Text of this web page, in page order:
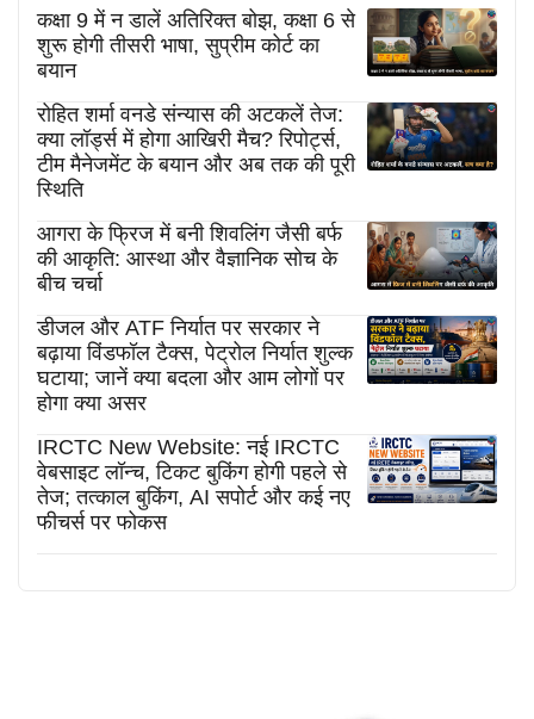
कक्षा 9 में न डालें अतिरिक्त बोझ, कक्षा 6 से
शुरू होगी तीसरी भाषा, सुप्रीम कोर्ट का
बयान
रोहित शर्मा वनडे संन्यास की अटकलें तेज:
क्या लॉर्ड्स में होगा आखिरी मैच? रिपोर्ट्स,
टीम मैनेजमेंट के बयान और अब तक की पूरी
स्थिति
आगरा के फ्रिज में बनी शिवलिंग जैसी बर्फ
की आकृति: आस्था और वैज्ञानिक सोच के
बीच चर्चा
डीजल और ATF निर्यात पर सरकार ने
बढ़ाया विंडफॉल टैक्स, पेट्रोल निर्यात शुल्क
घटाया; जानें क्या बदला और आम लोगों पर
होगा क्या असर
IRCTC New Website: नई IRCTC
वेबसाइट लॉन्च, टिकट बुकिंग होगी पहले से
तेज; तत्काल बुकिंग, AI सपोर्ट और कई नए
फीचर्स पर फोकस